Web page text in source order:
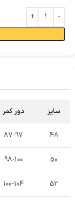
سایز دور کمر
48
87-97
50
98-100
52
100-104